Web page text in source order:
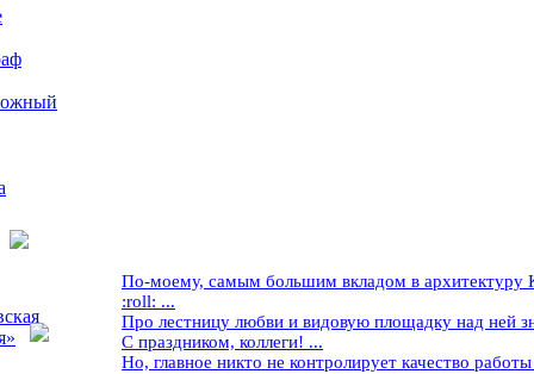
По-моему, самым большим вкладом в архитектуру
:roll: ...
Про лестницу любви и видовую площадку над ней
С праздником, коллеги! ...
Но, главное никто не контролирует качество